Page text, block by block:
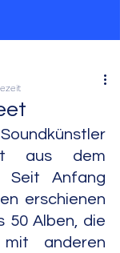
aus dem
Seit Anfang
erschienen
50 Alben, die
anderen